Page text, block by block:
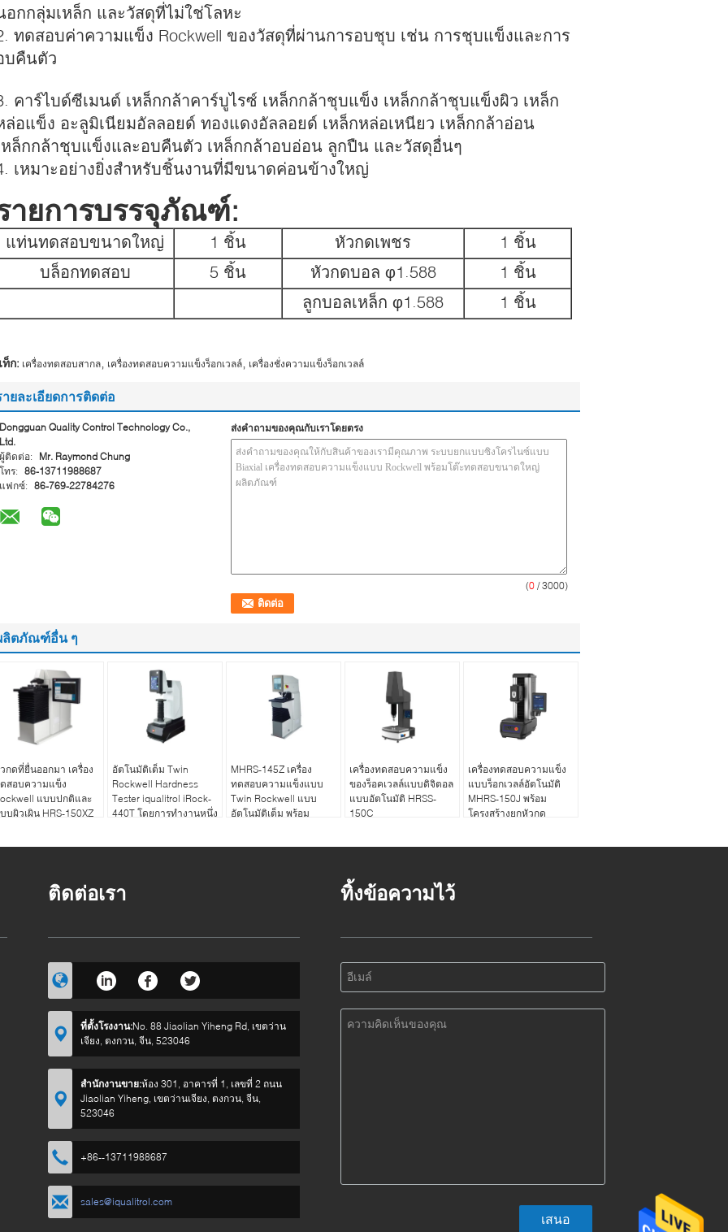
อกกลุ่มเหล็ก และวัสดุที่ไม่ใช่โลหะ
ทดสอบค่าความแข็ง Rockwell ของวัสดุที่ผ่านการอบชุบ เช่น การชุบแข็งและการ
บคืนตัว
คาร์ไบด์ซีเมนต์ เหล็กกล้าคาร์บูไรซ์ เหล็กกล้าชุบแข็ง เหล็กกล้าชุบแข็งผิว เหล็ก
ล่อแข็ง อะลูมิเนียมอัลลอยด์ ทองแดงอัลลอยด์ เหล็กหล่อเหนียว เหล็กกล้าอ่อน
หล็กกล้าชุบแข็งและอบคืนตัว เหล็กกล้าอบอ่อน ลูกปืน และวัสดุอื่นๆ
เหมาะอย่างยิ่งสำหรับชิ้นงานที่มีขนาดค่อนข้างใหญ่
ายการบรรจุภัณฑ์:
แท่นทดสอบขนาดใหญ่ 1 ชิ้น หัวกดเพชร
1 ชิ้น
บล็อกทดสอบ
5 ชิ้น หัวกดบอล φ1.588
1 ชิ้น
ลูกบอลเหล็ก φ1.588
1 ชิ้น
ก: เครื่องทดสอบสากล เครื่องทดสอบความแข็งร็อกเวลล์ เครื่องชั่งความแข็งร็อกเวลล์
ายละเอียดการติดต่อ
Dongguan Quality Control Technology Co.,
Ltd.
ผู้ติดต่อ:
Mr. Raymond Chung
โทร: 86-13711988687
แฟกซ์: 86-769-22784276
ส่งคำถามของคุณกับเราโดยตรง
(0 / 3000)
ลิตภัณฑ์อื่น ๆ
กดที่ยื่นออกมา เครื่อง
สอบความแข็ง
แบบปกติและ
บผิวเผิน HRS-150XZ
อัตโนมัติเต็ม Twin
Rockwell Hardness
Tester iqualitrol iRock-
440T โดยการทํางานหนึ่ง
MHRS-145Z เครื่อง
ทดสอบความแข็งแบบ
Twin Rockwell แบบ
อัตโนมัติเต็ม พร้อม
เครื่องทดสอบความแข็ง
ของร็อคเวลล์แบบดิจิตอล
แบบอัตโนมัติ HRSS-
150C
เครื่องทดสอบความแข็ง
แบบร็อกเวลล์อัตโนมัติ
MHRS-150J พร้อม
โครงสร้างยกหัวกด
ติดต่อเรา
ที่ตั้งโรงงาน:No. 88 Jiaolian Yiheng Rd, เขตว่าน
เจียง, ตงกวน, จีน, 523046
สำนักงานขาย:ห้อง 301, อาคารที่ 1, เลขที่ 2 ถนน
Jiaolian Yiheng, เขตว่านเจียง, ตงกวน, จีน,
523046
+86--13711988687
sales@iqualitrol.com
ทิ้งข้อความไว้